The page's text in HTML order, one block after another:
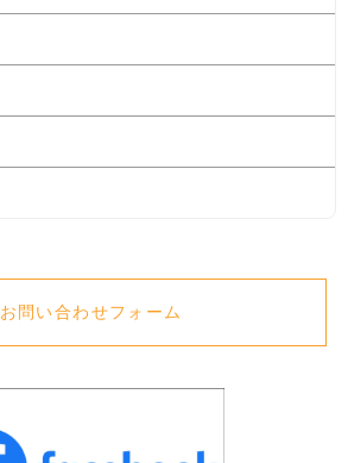
お問い合わせフォーム